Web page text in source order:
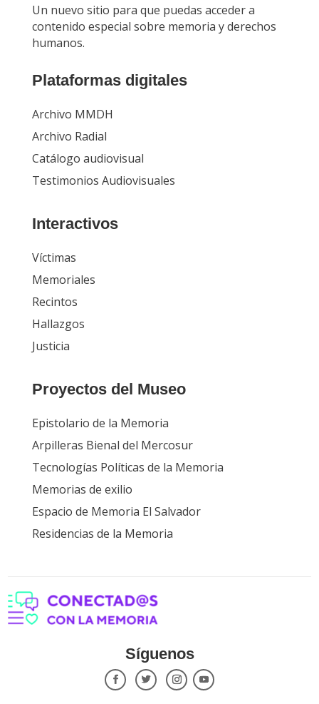
Un nuevo sitio para que puedas acceder a
contenido especial sobre memoria y derechos
humanos.
Plataformas digitales
Archivo MMDH
Archivo Radial
Catálogo audiovisual
Testimonios Audiovisuales
Interactivos
Víctimas
Memoriales
Recintos
Hallazgos
Justicia
Proyectos del Museo
Epistolario de la Memoria
Arpilleras Bienal del Mercosur
Tecnologías Políticas de la Memoria
Memorias de exilio
Espacio de Memoria El Salvador
Residencias de la Memoria
Síguenos